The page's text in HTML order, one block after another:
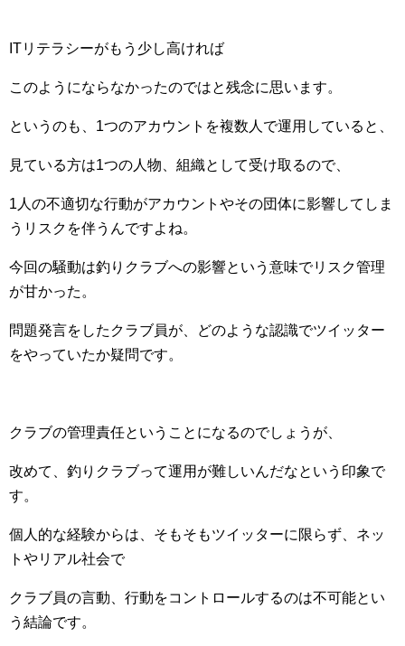
ITリテラシーがもう少し高ければ
このようにならなかったのではと残念に思います。
というのも、1つのアカウントを複数人で運用していると、
見ている方は1つの人物、組織として受け取るので、
1人の不適切な行動がアカウントやその団体に影響してしま
うリスクを伴うんですよね。
今回の騒動は釣りクラブへの影響という意味でリスク管理
が甘かった。
問題発言をしたクラブ員が、どのような認識でツイッター
をやっていたか疑問です。
クラブの管理責任ということになるのでしょうが、
改めて、釣りクラブって運用が難しいんだなという印象で
す。
個人的な経験からは、そもそもツイッターに限らず、ネッ
トやリアル社会で
クラブ員の言動、行動をコントロールするのは不可能とい
う結論です。